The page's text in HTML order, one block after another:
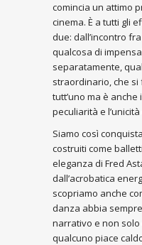
comincia un attimo
cinema. È a tutti gli
due: dall’incontro
qualcosa di
separatamente,
straordinario, che
tutt’uno ma è
peculiarità e
Siamo così
costruiti come
eleganza di Fred
dall’acrobatica
scopriamo anche
danza abbia
narrativo e non
qualcuno piace